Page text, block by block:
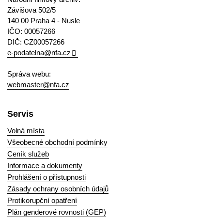
Závišova 502/5
140 00 Praha 4 - Nusle
IČO: 00057266
DIČ: CZ00057266
e-podatelna@nfa.cz
Správa webu:
webmaster@nfa.cz
Servis
Volná místa
Všeobecné obchodní podmínky
Ceník služeb
Informace a dokumenty
Prohlášení o přístupnosti
Zásady ochrany osobních údajů
Protikorupční opatření
Plán genderové rovnosti (GEP)